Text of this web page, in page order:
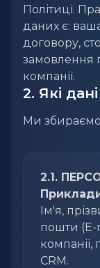
Політиці.
даних є:
договору,
замовлення
компанії.
2. Які
Ми
2.1.
Ім'я,
пошти (E-
CRM.